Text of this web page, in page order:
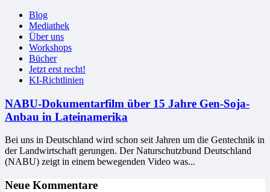
Blog
Mediathek
Über uns
Workshops
Bücher
Jetzt erst recht!
KI-Richtlinien
NABU-Dokumentarfilm über 15 Jahre Gen-Soja-
Anbau in Lateinamerika
Bei uns in Deutschland wird schon seit Jahren um die Gentechnik in
der Landwirtschaft gerungen. Der Naturschutzbund Deutschland
(NABU) zeigt in einem bewegenden Video was...
Neue Kommentare